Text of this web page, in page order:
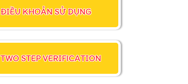
ĐIỀU KHOẢN SỬ DỤNG
TWO STEP VERIFICATION